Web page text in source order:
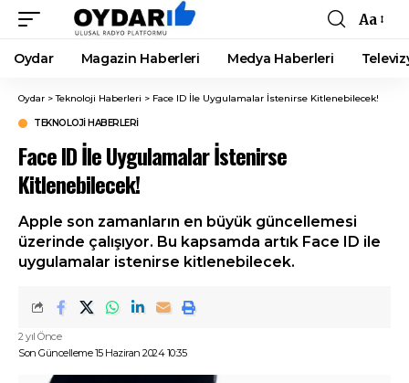
Font
Resizer
Aa
Oydar Magazin Haberleri Medya Haberleri
Oydar >Teknoloji Haberleri > Face ID İle Uygulamalar İstenirse Kitlenebilecek!
TEKNOLOJI HABERLERI
Face ID İle Uygulamalar İstenirse
Kitlenebilecek!
Apple son zamanların en büyük güncellemesi
üzerinde çalışıyor. Bu kapsamda artık Face ID ile
uygulamalar istenirse kitlenebilecek.
Son Güncelleme 15 Haziran 2024 10:35
2 yıl Önce